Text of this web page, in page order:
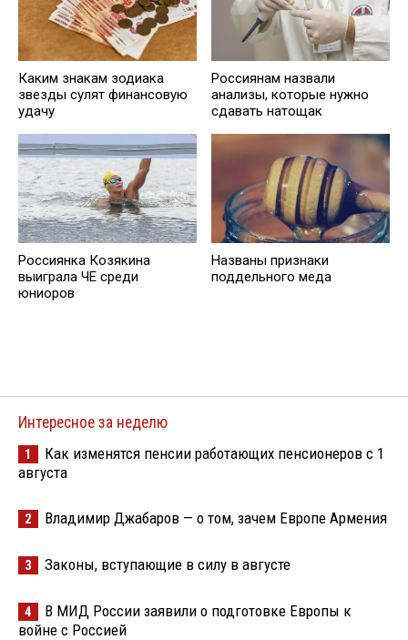
Каким знакам зодиака
звезды сулят финансовую
удачу
Россиянам назвали
анализы, которые нужно
сдавать натощак
Россиянка Козякина
выиграла ЧЕ среди
юниоров
Названы признаки
поддельного меда
Интересное за неделю
1
Как изменятся пенсии работающих пенсионеров с 1
августа
2 Владимир Джабаров — о том, зачем Европе Армения
3 Законы, вступающие в силу в августе
4
В МИД России заявили о подготовке Европы к
войне с Россией